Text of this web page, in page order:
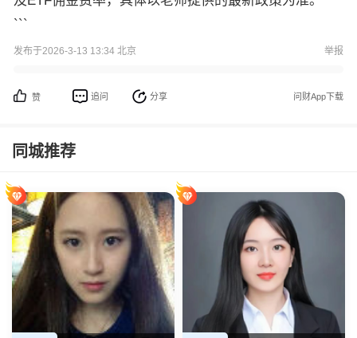
```
发布于2026-3-13 13:34 北京 举报
赞 追问 分享 问财App下载
同城推荐